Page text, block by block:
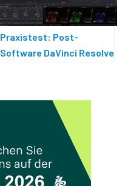
Praxistest: Post-
Software DaVinci Resolve